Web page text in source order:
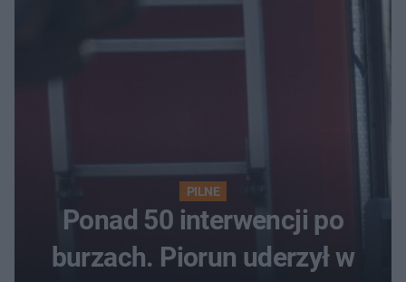
PILNE
Ponad 50 interwencji po
burzach. Piorun uderzył w